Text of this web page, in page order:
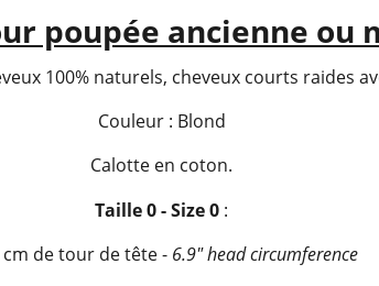
poupée ancienne ou
100% naturels, cheveux courts raides
Couleur : Blond
Calotte en coton.
Taille 0 - Size 0 :
cm de tour de tête - 6.9" head circumference